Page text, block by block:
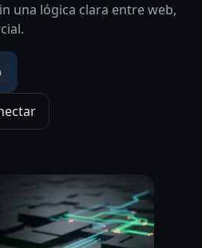
una lógica clara entre web,